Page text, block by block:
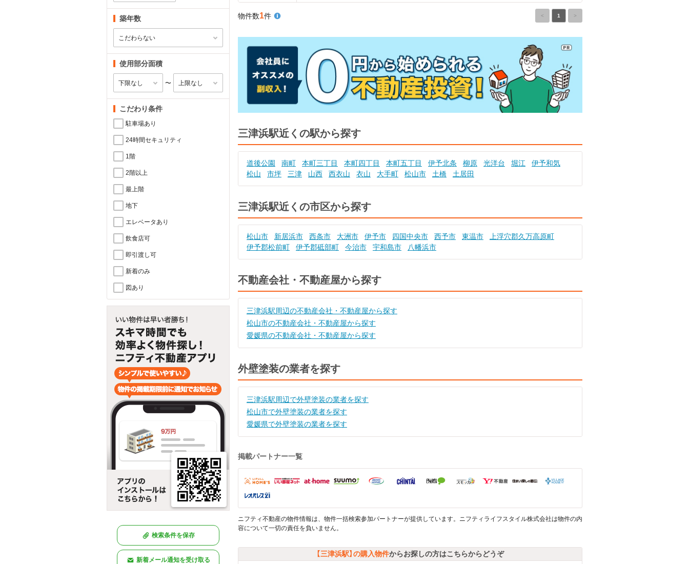
築年数
使用部分面積
〜
こだわり条件
駐車場あり
24時間セキュリティ
1階
2階以上
最上階
地下
エレベータあり
飲食店可
即引渡し可
新着のみ
図あり
検索条件を保存
新着メール通知を受け取る
物件数1件 < 1 >
三津浜駅近くの駅から探す
道後公園 南町 本町三丁目 本町四丁目 本町五丁目 伊予北条 柳原 光洋台 堀江
伊予和気
松山
市坪 三津 山西 西衣山 衣山 大手町 松山市 土橋 土居田
三津浜駅近くの市区から探す
松山市 新居浜市 西条市 大洲市 伊予市 四国中央市 西予市 東温市
上浮穴郡久万高原町
伊予郡松前町
伊予郡砥部町 今治市 宇和島市 八幡浜市
不動産会社・不動産屋から探す
三津浜駅周辺の不動産会社・不動産屋から探す
松山市の不動産会社・不動産屋から探す
愛媛県の不動産会社・不動産屋から探す
外壁塗装の業者を探す
三津浜駅周辺で外壁塗装の業者を探す
松山市で外壁塗装の業者を探す
愛媛県で外壁塗装の業者を探す
掲載パートナー一覧
ニフティ不動産の物件情報は、物件一括検索参加パートナーが提供しています。ニフティライフスタイル株式会社は物件の内
容について一切の責任を負いません。
【三津浜駅】の購入物件からお探しの方はこちらからどうぞ